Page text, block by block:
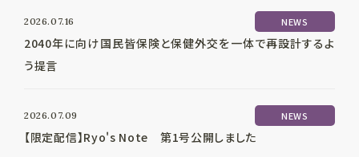
2026.07.16 NEWS
2040年に向け国民皆保険と保健外交を一体で再設計するよ
う提言
2026.07.09 NEWS
【限定配信】Ryo's Note 第1号公開しました